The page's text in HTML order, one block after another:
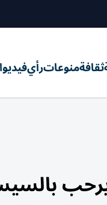
ثقافةمنوعاترأيفيديو
يرحب